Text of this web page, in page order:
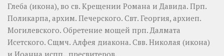
Глеба (икона), во св. Крещении Романа и Давида. Прп.
Поликарпа, архим. Печерского. Свт. Георгия, архиеп.
Могилевского. Обретение мощей прп.Далмата
Исетского. Сщмч. Алфея диакона. Свв. Николая (икона)